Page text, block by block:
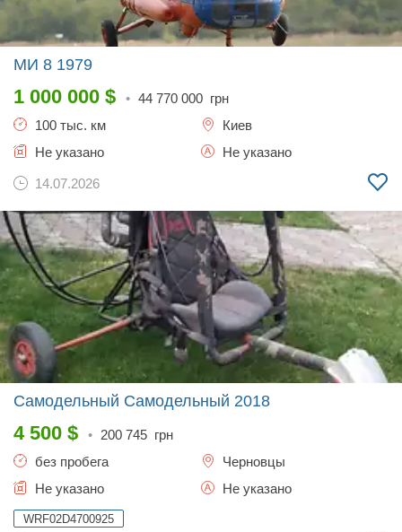
МИ 8 1979
1 000 000 $ • 44 770 000 грн
100 тыс. км
Киев
Не указано
Не указано
14.07.2026
Самодельный Самодельный 2018
4 500 $ • 200 745 грн
без пробега
Черновцы
Не указано
Не указано
WRF02D4700925